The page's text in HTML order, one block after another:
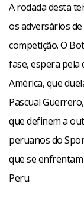
A rodada desta
os adversários
competição. O
fase, espera
América, que
Pascual
que definem a
peruanos do
que se
Peru.